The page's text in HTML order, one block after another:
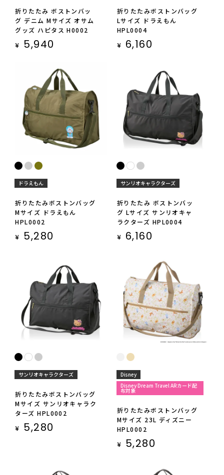
折りたたみ ボストンバッ
グ デニム Mサイズ オサム
グッズ ハピタス H0002
¥ 5,940
折りたたみボストンバッグ
Lサイズ ドラえもん
HPL0004
¥ 6,160
ドラえもん
折りたたみボストンバッグ
Mサイズ ドラえもん
HPL0002
¥ 5,280
サンリオキャラクターズ
折りたたみ ボストンバッ
グ Lサイズ サンリオキャ
ラクターズ HPL0004
¥ 6,160
サンリオキャラクターズ
折りたたみボストンバッグ
Mサイズ サンリオキャラク
ターズ HPL0002
¥ 5,280
Disney
Disney Dream Travel ARカード配
布対象
折りたたみボストンバッグ
Mサイズ 23L ディズニー
HPL0002
¥ 5,280